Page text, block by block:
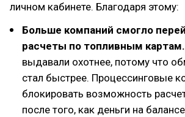
личном кабинете. Благодаря этому:
Больше компаний смогло
расчеты по топливным картам.
выдавали охотнее, потому что
стал быстрее. Процессинговые
блокировать возможность
после того, как деньги на балансе